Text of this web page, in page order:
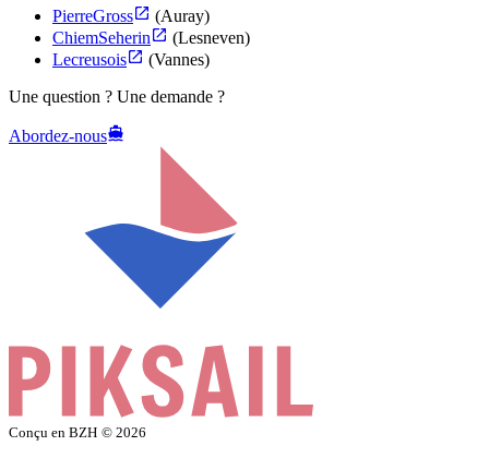
PierreGross
(Auray)
ChiemSeherin
(Lesneven)
Lecreusois
(Vannes)
Une question ? Une demande ?
Abordez-nous
Conçu en BZH © 2026